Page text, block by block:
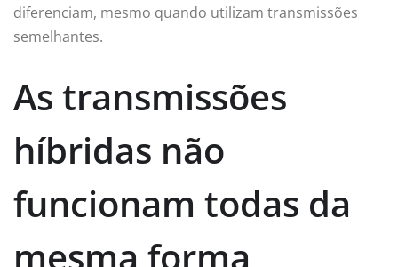
diferenciam, mesmo quando utilizam transmissões
semelhantes.
As transmissões
híbridas não
funcionam todas da
mesma forma